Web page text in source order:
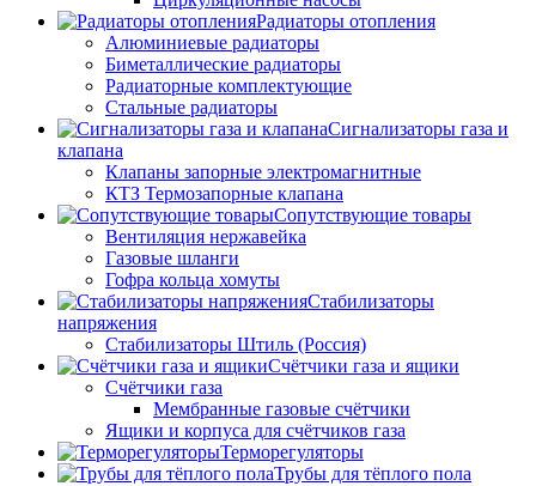
Радиаторы отопления
Алюминиевые радиаторы
Биметаллические радиаторы
Радиаторные комплектующие
Стальные радиаторы
Сигнализаторы газа и
клапана
Клапаны запорные электромагнитные
КТЗ Термозапорные клапана
Сопутствующие товары
Вентиляция нержавейка
Газовые шланги
Гофра кольца хомуты
Стабилизаторы
напряжения
Стабилизаторы Штиль (Россия)
Счётчики газа и ящики
Счётчики газа
Мембранные газовые счётчики
Ящики и корпуса для счётчиков газа
Терморегуляторы
Трубы для тёплого пола